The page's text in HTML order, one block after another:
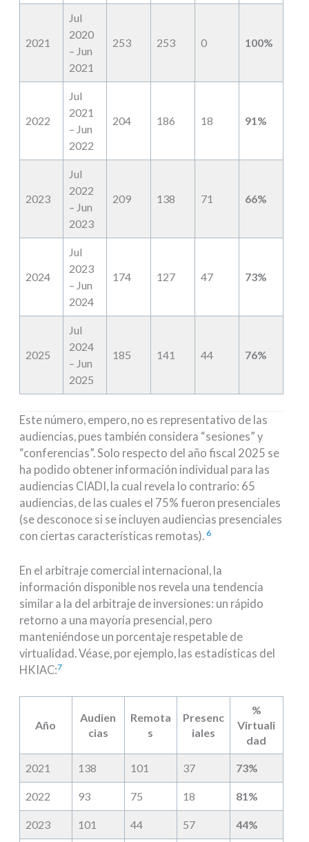
2021
Jul
2020
– Jun
2021
253 253 0 100%
2022
Jul
2021
– Jun
2022
204 186 18 91%
2023
Jul
2022
– Jun
2023
209 138 71 66%
2024
Jul
2023
– Jun
2024
174 127 47 73%
2025
Jul
2024
– Jun
2025
185 141 44 76%
Este número, empero, no es representativo de las
audiencias, pues también considera “sesiones” y
“conferencias”. Solo respecto del año fiscal 2025 se
ha podido obtener información individual para las
audiencias CIADI, la cual revela lo contrario: 65
audiencias, de las cuales el 75% fueron presenciales
(se desconoce si se incluyen audiencias presenciales
con ciertas características remotas). 6
En el arbitraje comercial internacional, la
información disponible nos revela una tendencia
similar a la del arbitraje de inversiones: un rápido
retorno a una mayoría presencial, pero
manteniéndose un porcentaje respetable de
virtualidad. Véase, por ejemplo, las estadísticas del
HKIAC:7
Año
Audien
cias
Remota
s
Presenc
iales
%
Virtuali
dad
2021 138 101 37 73%
2022 93 75 18 81%
2023 101 44 57 44%